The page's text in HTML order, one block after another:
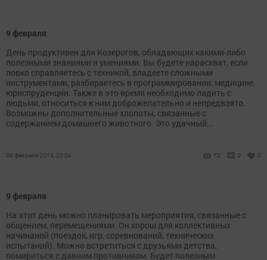
9 февраля
День продуктивен для Козерогов, обладающих какими-либо
полезными знаниями и умениями. Вы будете нарасхват, если
ловко справляетесь с техникой, владеете сложными
инструментами, разбираетесь в программировании, медицине,
юриспруденции. Также в это время необходимо ладить с
людьми, относиться к ним доброжелательно и непредвзято.
Возможны дополнительные хлопоты, связанные с
содержанием домашнего животного. Это удачный...
08 февраля 2014, 20:04 12 0 0
9 февраля
На этот день можно планировать мероприятия, связанные с
общением, перемещениями. Он хорош для коллективных
начинаний (поездок, игр, соревнований, технических
испытаний). Можно встретиться с друзьями детства,
помириться с давним противником. Будет полезным